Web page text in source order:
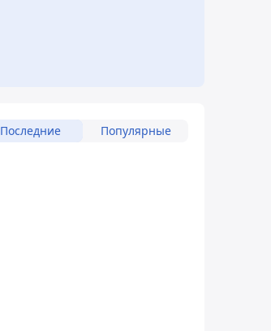
Последние Популярные